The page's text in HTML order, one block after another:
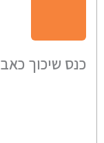
כנס שיכוך כאב 23 – 15/05/2024